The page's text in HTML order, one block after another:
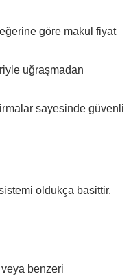
göre makul fiyat
uğraşmadan
sayesinde güvenli
oldukça basittir.
veya benzeri